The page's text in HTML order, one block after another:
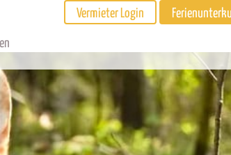
Vermieter Login